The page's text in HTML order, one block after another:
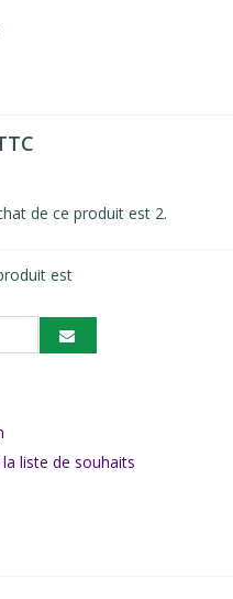
de ce produit est 2.
est
liste de souhaits